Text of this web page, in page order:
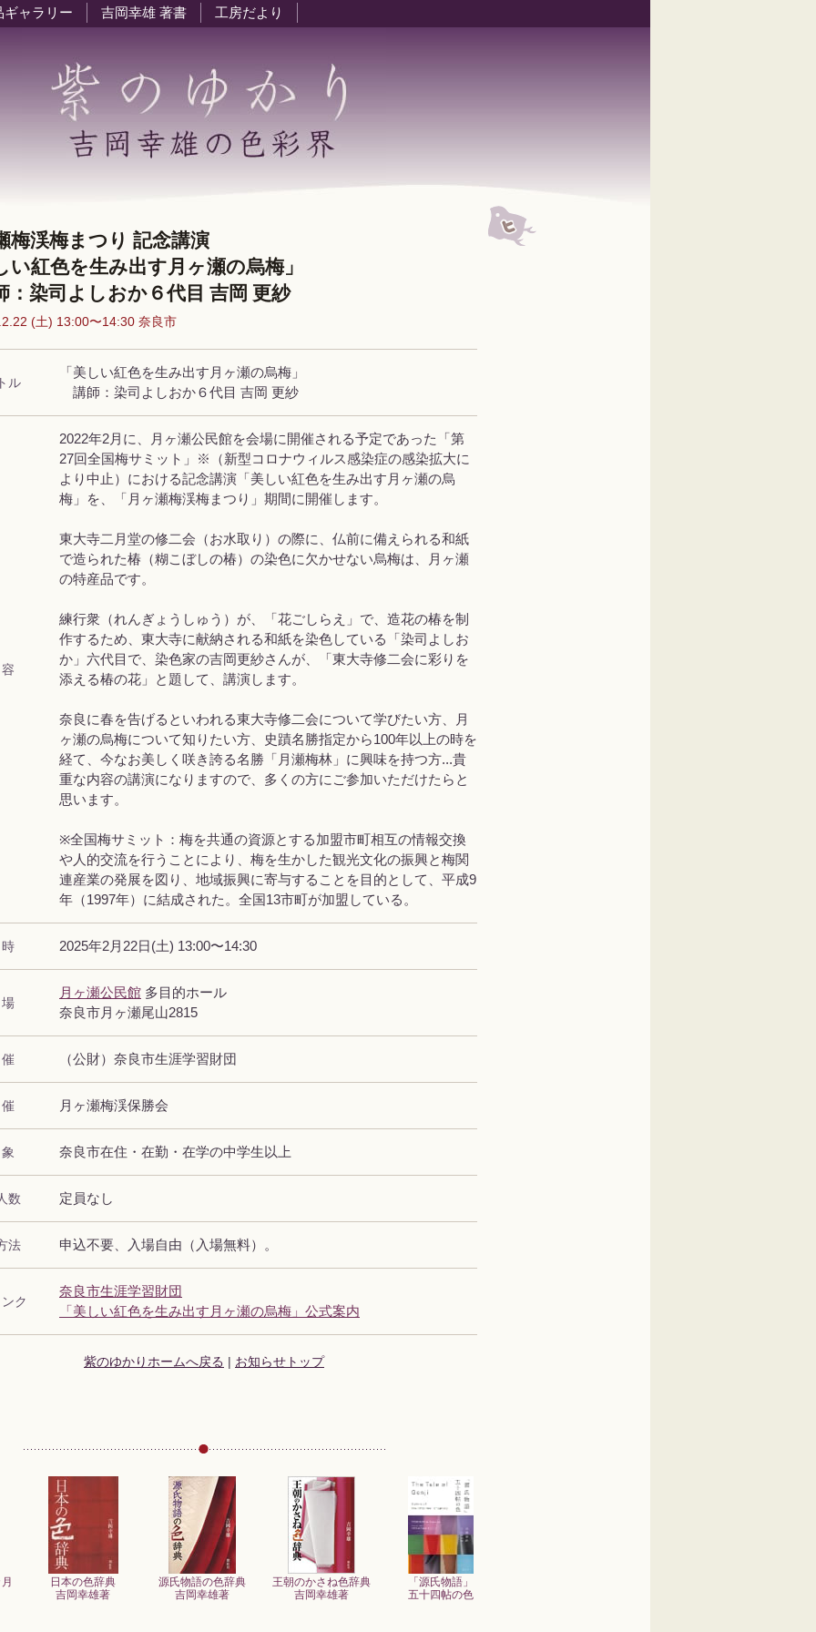
ギャラリー 吉岡幸雄 著書 工房だより
梅渓梅まつり 記念講演
い紅色を生み出す月ヶ瀬の烏梅」
染司よしおか６代目 吉岡 更紗
(土) 13:00〜14:30 奈良市
ル
「美しい紅色を生み出す月ヶ瀬の烏梅」
講師：染司よしおか６代目 吉岡 更紗
2022年2月に、月ヶ瀬公民館を会場に開催される予定であった「第
27回全国梅サミット」※（新型コロナウィルス感染症の感染拡大に
より中止）における記念講演「美しい紅色を生み出す月ヶ瀬の烏
梅」を、「月ヶ瀬梅渓梅まつり」期間に開催します。
東大寺二月堂の修二会（お水取り）の際に、仏前に備えられる和紙
で造られた椿（糊こぼしの椿）の染色に欠かせない烏梅は、月ヶ瀬
の特産品です。
練行衆（れんぎょうしゅう）が、「花ごしらえ」で、造花の椿を制
作するため、東大寺に献納される和紙を染色している「染司よしお
か」六代目で、染色家の吉岡更紗さんが、「東大寺修二会に彩りを
添える椿の花」と題して、講演します。
奈良に春を告げるといわれる東大寺修二会について学びたい方、月
ヶ瀬の烏梅について知りたい方、史蹟名勝指定から100年以上の時を
経て、今なお美しく咲き誇る名勝「月瀬梅林」に興味を持つ方...貴
重な内容の講演になりますので、多くの方にご参加いただけたらと
思います。
※全国梅サミット：梅を共通の資源とする加盟市町相互の情報交換
や人的交流を行うことにより、梅を生かした観光文化の振興と梅関
連産業の発展を図り、地域振興に寄与することを目的として、平成9
年（1997年）に結成された。全国13市町が加盟している。
2025年2月22日(土) 13:00〜14:30
月ヶ瀬公民館 多目的ホール
奈良市月ヶ瀬尾山2815
（公財）奈良市生涯学習財団
月ヶ瀬梅渓保勝会
奈良市在住・在勤・在学の中学生以上
数 定員なし
法 申込不要、入場自由（入場無料）。
ク
奈良市生涯学習財団
「美しい紅色を生み出す月ヶ瀬の烏梅」公式案内
紫のゆかりホームへ戻る | お知らせトップ
日本の色辞典
吉岡幸雄著
源氏物語の色辞典
吉岡幸雄著
王朝のかさね色辞典
吉岡幸雄著
「源氏物語」
五十四帖の色